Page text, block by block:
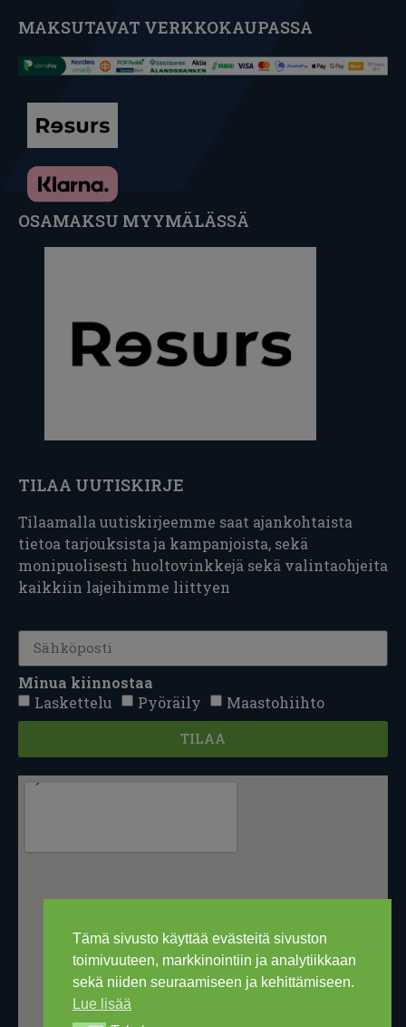
Tämä sivusto käyttää evästeitä sivuston
toimivuuteen, markkinointiin ja analytiikkaan
sekä niiden seuraamiseen ja kehittämiseen.
Lue lisää
MAKSUTAVAT VERKKOKAUPASSA
OSAMAKSU MYYMÄLÄSSÄ
TILAA UUTISKIRJE
Tilaamalla uutiskirjeemme saat ajankohtaista
tietoa tarjouksista ja kampanjoista, sekä
monipuolisesti huoltovinkkejä sekä valintaohjeita
kaikkiin lajeihimme liittyen
Minua kiinnostaa
Laskettelu
Pyöräily Maastohiihto
TILAA